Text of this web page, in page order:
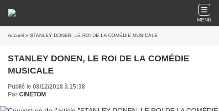
MENU
Accueil » STANLEY DONEN, LE ROI DE LA COMÉDIE MUSICALE
STANLEY DONEN, LE ROI DE LA COMÉDIE
MUSICALE
Publié le 08/12/2018 à 15:38
Par CINETOM